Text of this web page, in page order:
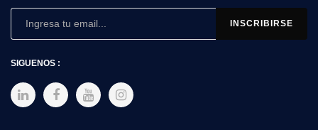
SIGUENOS :